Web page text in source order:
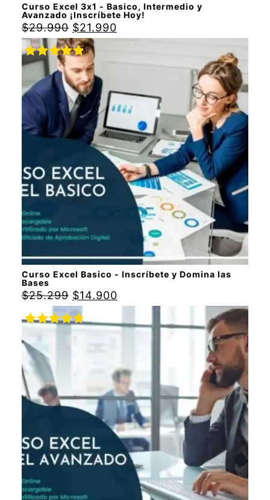
Curso Excel 3x1 - Basico, Intermedio y
Avanzado ¡Inscríbete Hoy!
$29.990 $21.990
Curso Excel Basico - Inscríbete y Domina las
Bases
Valorado
con5.00de
5
$25.299 $14.900
con
5